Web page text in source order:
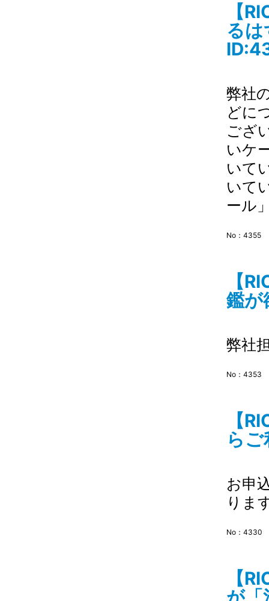
【
る
弊社
どに
ござ
いケ
いて
いて
ール
No：4355
【
鑑
弊社
No：4353
【
ら
お申
りま
No：4330
【